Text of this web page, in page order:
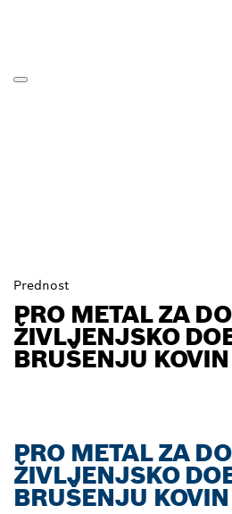
Prednost
PRO METAL ZA
ŽIVLJENJSKO
BRUŠENJU KOVIN
PRO METAL ZA
ŽIVLJENJSKO
BRUŠENJU KOVIN